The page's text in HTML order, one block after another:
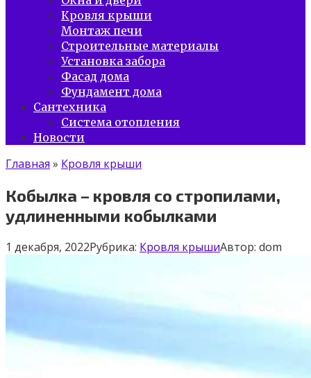
Кровля крыши
Монтаж печи
Строительные материалы
Установка забора
Фасад дома
Фундамент дома
Сантехника
Система отопления
Новости
Главная » Кровля крыши
Кобылка – кровля со стропилами,
удлиненными кобылками
1 декабря, 2022Рубрика: Кровля крышиАвтор: dom